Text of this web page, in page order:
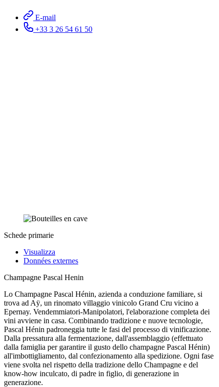
E-mail
+33 3 26 54 61 50
Schede primarie
Visualizza
Données externes
Champagne Pascal Henin
Lo Champagne Pascal Hénin, azienda a conduzione familiare, si
trova ad Aÿ, un rinomato villaggio vinicolo Grand Cru vicino a
Epernay. Vendemmiatori-Manipolatori, l'elaborazione completa dei
vini avviene in casa. Combinando tradizione e nuove tecnologie,
Pascal Hénin padroneggia tutte le fasi del processo di vinificazione.
Dalla pressatura alla fermentazione, dall'assemblaggio (effettuato
dalla famiglia per garantire il gusto dello champagne Pascal Hénin)
all'imbottigliamento, dal confezionamento alla spedizione. Ogni fase
viene svolta nel rispetto della tradizione dello Champagne e del
know-how inculcato, di padre in figlio, di generazione in
generazione.